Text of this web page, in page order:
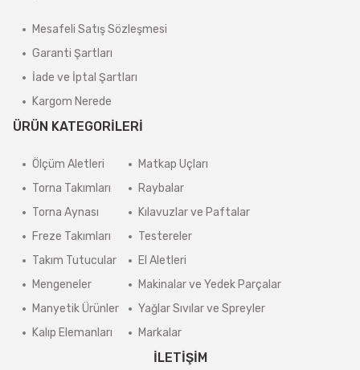
Mesafeli Satış Sözleşmesi
Garanti Şartları
İade ve İptal Şartları
Kargom Nerede
ÜRÜN KATEGORİLERİ
Ölçüm Aletleri
Torna Takımları
Torna Aynası
Freze Takımları
Takım Tutucular
Mengeneler
Manyetik Ürünler
Kalıp Elemanları
Matkap Uçları
Raybalar
Kılavuzlar ve Paftalar
Testereler
El Aletleri
Makinalar ve Yedek Parçalar
Yağlar Sıvılar ve Spreyler
Markalar
İLETİŞİM